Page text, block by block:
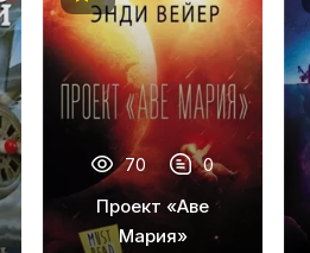
70 0
Проект «Аве
Мария»